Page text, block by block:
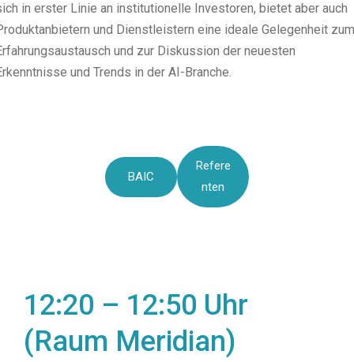
in erster Linie an institutionelle Investoren, bietet aber auch
und Dienstleistern eine ideale Gelegenheit zum
und zur Diskussion der neuesten
und Trends in der AI-Branche.
BAIC
Refere
nten
12:20 – 12:50 Uhr
(Raum Meridian)